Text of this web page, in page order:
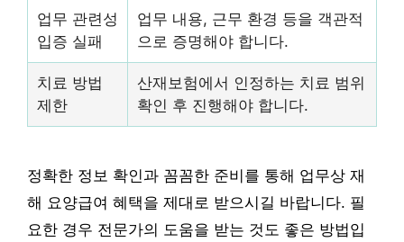
업무 관련성
입증 실패
업무 내용, 근무 환경 등을 객관적
으로 증명해야 합니다.
치료 방법
제한
산재보험에서 인정하는 치료 범위
확인 후 진행해야 합니다.
정확한 정보 확인과 꼼꼼한 준비를 통해 업무상 재
해 요양급여 혜택을 제대로 받으시길 바랍니다. 필
요한 경우 전문가의 도움을 받는 것도 좋은 방법입